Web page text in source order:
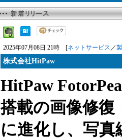
2025年07月08日 21時 [ネットサービス ／
株式会社HitPaw
HitPaw
搭載の画像修復
に進化し、写